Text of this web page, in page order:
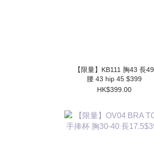
【限量】KB111 胸43 長49
腰 43 hip 45 $399
HK$399.00